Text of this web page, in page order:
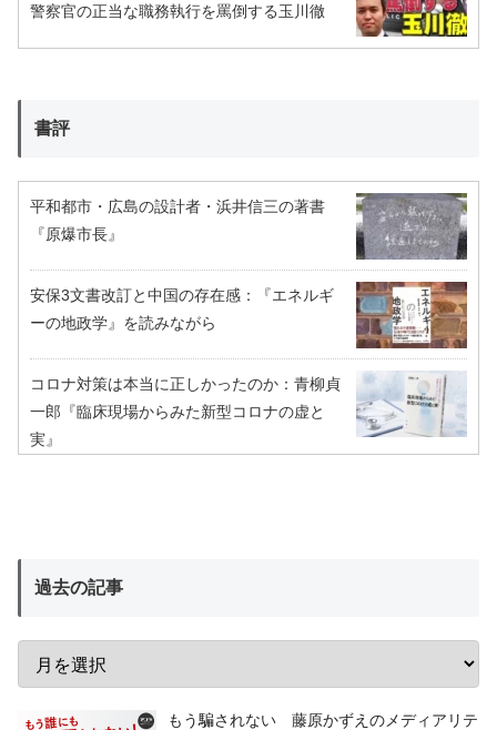
警察官の正当な職務執行を罵倒する玉川徹
書評
平和都市・広島の設計者・浜井信三の著書
『原爆市長』
安保3文書改訂と中国の存在感：『エネルギ
ーの地政学』を読みながら
コロナ対策は本当に正しかったのか：青柳貞
一郎『臨床現場からみた新型コロナの虚と
実』
過去の記事
もう騙されない 藤原かずえのメディアリテ